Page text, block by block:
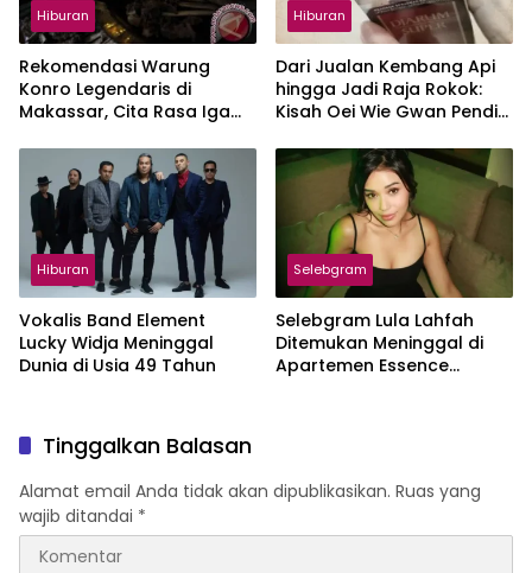
Hiburan
Rekomendasi Warung
Konro Legendaris di
Makassar, Cita Rasa Iga
Hiburan
Dari Jualan Kembang Api
hingga Jadi Raja Rokok:
Kisah Oei Wie Gwan Pendiri
Hiburan
Vokalis Band Element
Lucky Widja Meninggal
Dunia di Usia 49 Tahun
Selebgram
Selebgram Lula Lahfah
Ditemukan Meninggal di
Apartemen Essence
Tinggalkan Balasan
Alamat email Anda tidak akan dipublikasikan. Ruas yang
wajib ditandai *